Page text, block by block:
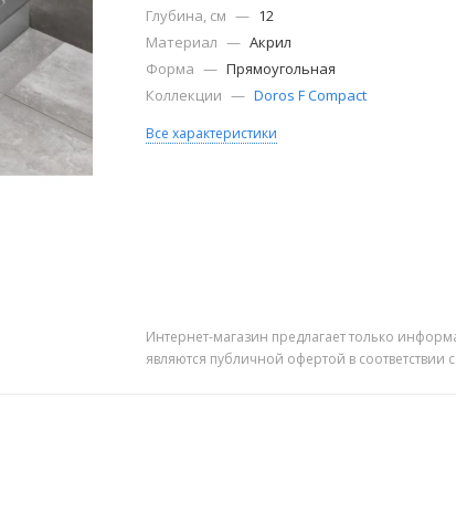
Глубина, см — 12
Материал — Акрил
Форма — Прямоугольная
Коллекции — Doros F Compact
Все характеристики
Интернет-магазин предлагает только
являются публичной офертой в соответствии